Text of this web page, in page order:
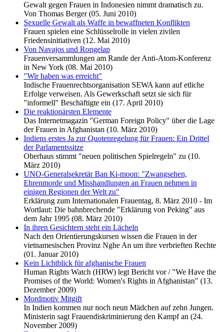
Gewalt gegen Frauen in Indonesien nimmt dramatisch zu.
Von Thomas Berger (05. Juni 2010)
Sexuelle Gewalt als Waffe in bewaffneten Konflikten
Frauen spielen eine Schlüsselrolle in vielen zivilen
Friedensinitiativen (12. Mai 2010)
Von Navajos und Rongelap
Frauenversammlungen am Rande der Anti-Atom-Konferenz
in New York (08. Mai 2010)
"Wir haben was erreicht"
Indische Frauenrechtsorganisation SEWA kann auf etliche
Erfolge verweisen. Als Gewerkschaft setzt sie sich für
"informell" Beschäftigte ein (17. April 2010)
Die reaktionärsten Elemente
Das Internetmagazin "German Foreign Policy" über die Lage
der Frauen in Afghanistan (10. März 2010)
Indiens erstes Ja zur Quotenregelung für Frauen: Ein Drittel
der Parlamentssitze
Oberhaus stimmt "neuen politischen Spielregeln" zu (10.
März 2010)
UNO-Generalsekretär Ban Ki-moon: "Zwangsehen,
Ehrenmorde und Misshandlungen an Frauen nehmen in
einigen Regionen der Welt zu"
Erklärung zum Internationalen Frauentag, 8. März 2010 - Im
Wortlaut: Die bahnbrechende "Erklärung von Peking" aus
dem Jahr 1995 (08. März 2010)
In ihren Gesichtern steht ein Lächeln
Nach den Orientierungskursen wissen die Frauen in der
vietnamesischen Provinz Nghe An um ihre verbrieften Rechte
(01. Januar 2010)
Kein Lichtblick für afghanische Frauen
Human Rights Watch (HRW) legt Bericht vor / "We Have the
Promises of the World: Women's Rights in Afghanistan" (13.
Dezember 2009)
Mordmotiv Mitgift
In Indien kommen nur noch neun Mädchen auf zehn Jungen.
Ministerin sagt Frauendiskriminierung den Kampf an (24.
November 2009)